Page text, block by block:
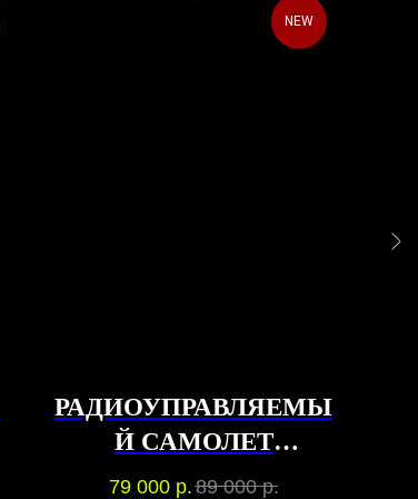
NEW
РАДИОУПРАВЛЯЕМЫ
Й САМОЛЕТ
MULTIPLEX RR
79 000 р.89 000 р.